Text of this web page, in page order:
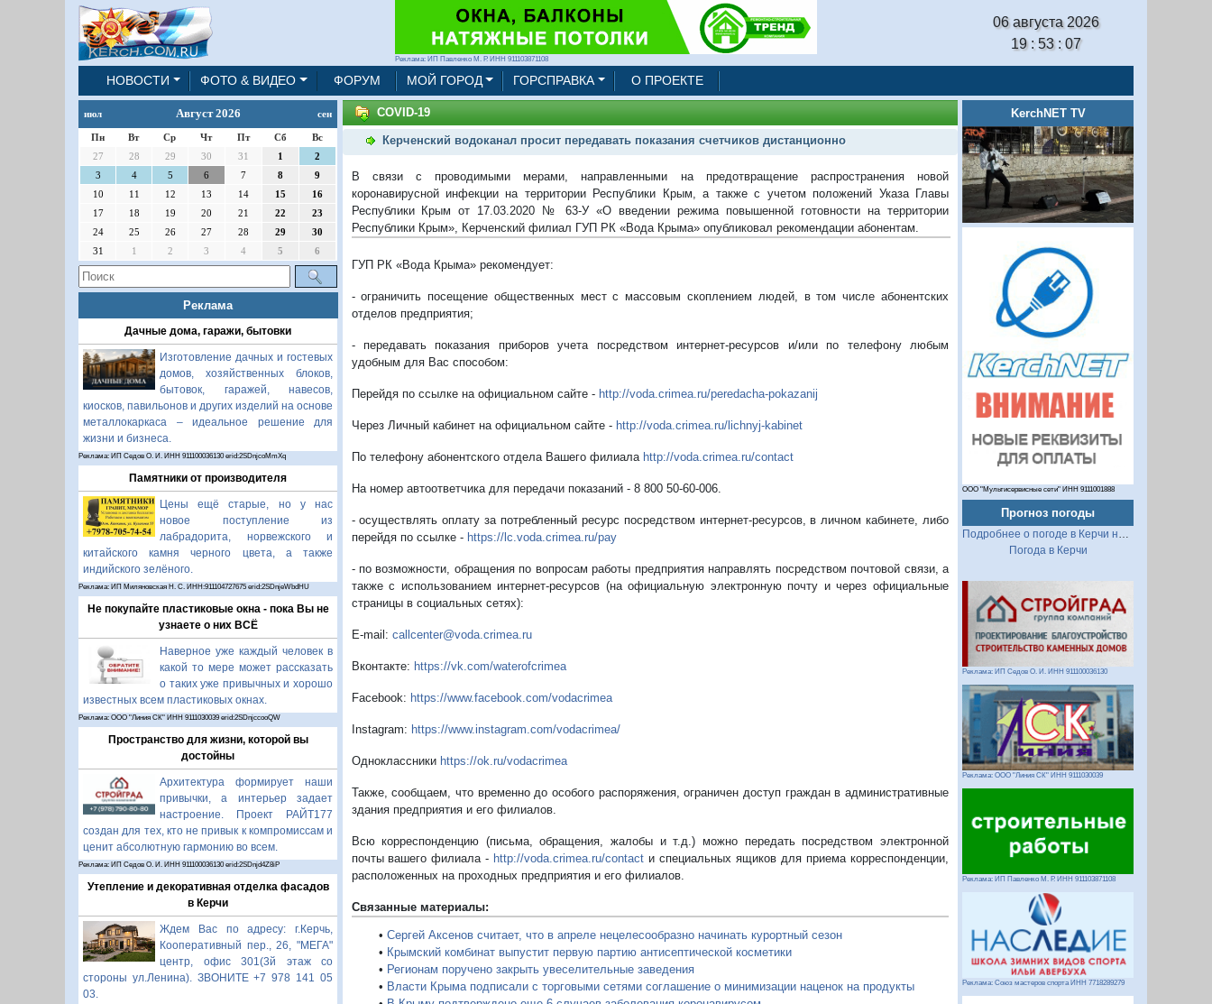
Реклама: ИП Павленко М. Р. ИНН 911103871108
06 августа 2026
19 : 53 : 08
НОВОСТИ ФОТО & ВИДЕО ФОРУМ МОЙ ГОРОД ГОРСПРАВКА О ПРОЕКТЕ
июл Август 2026 сен
Пн Вт Ср Чт Пт Сб
Вс
27
28 29 30 31 1
2
3
4 5 6 7 8
9
10
11 12 13 14 15
16
17
18 19 20 21 22
23
24
25 26 27 28 29
30
31
1 2 3 4 5 6
Реклама
Дачные дома, гаражи, бытовки
Изготовление дачных и гостевых
домов, хозяйственных блоков,
бытовок, гаражей, навесов,
киосков, павильонов и других изделий на основе
металлокаркаса – идеальное решение для
жизни и бизнеса.
Реклама: ИП Седов О. И. ИНН 911100036130 erid:2SDnjcoMmXq
Памятники от производителя
Цены ещё старые, но у нас
новое поступление из
лабрадорита, норвежского и
китайского камня черного цвета, а также
индийского зелёного.
Реклама: ИП Миляновская Н. С. ИНН:911104727675 erid:2SDnjeWbdHU
Не покупайте пластиковые окна - пока Вы не
узнаете о них ВСЁ
Наверное уже каждый человек в
какой то мере может рассказать
о таких уже привычных и хорошо
известных всем пластиковых окнах.
Реклама: ООО "Линия СК" ИНН 9111030039 erid:2SDnjccooQW
Пространство для жизни, которой вы
достойны
Архитектура формирует наши
привычки, а интерьер задает
настроение. Проект РАЙТ177
создан для тех, кто не привык к компромиссам и
ценит абсолютную гармонию во всем.
Реклама: ИП Седов О. И. ИНН 911100036130 erid:2SDnjd4Z8iP
Утепление и декоративная отделка фасадов
в Керчи
Ждем Вас по адресу: г.Керчь,
Кооперативный пер., 26, "МЕГА"
центр, офис 301(3й этаж со
стороны ул.Ленина). ЗВОНИТЕ +7 978 141 05
03.
COVID-19
Керченский водоканал просит передавать показания счетчиков дистанционно
В связи с проводимыми мерами, направленными на предотвращение распространения новой
коронавирусной инфекции на территории Республики Крым, а также с учетом положений Указа Главы
Республики Крым от 17.03.2020 № 63-У «О введении режима повышенной готовности на территории
Республики Крым», Керченский филиал ГУП РК «Вода Крыма» опубликовал рекомендации абонентам.
ГУП РК «Вода Крыма» рекомендует:
- ограничить посещение общественных мест с массовым скоплением людей, в том числе абонентских
отделов предприятия;
- передавать показания приборов учета посредством интернет-ресурсов и/или по телефону любым
удобным для Вас способом:
Перейдя по ссылке на официальном сайте - http://voda.crimea.ru/peredacha-pokazanij
Через Личный кабинет на официальном сайте - http://voda.crimea.ru/lichnyj-kabinet
По телефону абонентского отдела Вашего филиала http://voda.crimea.ru/contact
На номер автоответчика для передачи показаний - 8 800 50-60-006.
- осуществлять оплату за потребленный ресурс посредством интернет-ресурсов, в личном кабинете, либо
перейдя по ссылке - https://lc.voda.crimea.ru/pay
- по возможности, обращения по вопросам работы предприятия направлять посредством почтовой связи, а
также с использованием интернет-ресурсов (на официальную электронную почту и через официальные
страницы в социальных сетях):
E-mail: callcenter@voda.crimea.ru
Вконтакте: https://vk.com/waterofcrimea
Facebook: https://www.facebook.com/vodacrimea
Instagram: https://www.instagram.com/vodacrimea/
Одноклассники https://ok.ru/vodacrimea
Также, сообщаем, что временно до особого распоряжения, ограничен доступ граждан в административные
здания предприятия и его филиалов.
Всю корреспонденцию (письма, обращения, жалобы и т.д.) можно передать посредством электронной
почты вашего филиала - http://voda.crimea.ru/contact и специальных ящиков для приема корреспонденции,
расположенных на проходных предприятия и его филиалов.
Связанные материалы:
• Сергей Аксенов считает, что в апреле нецелесообразно начинать курортный сезон
• Крымский комбинат выпустит первую партию антисептической косметики
• Регионам поручено закрыть увеселительные заведения
• Власти Крыма подписали с торговыми сетями соглашение о минимизации наценок на продукты
KerchNET TV
ООО "Мультисервисные сети" ИНН 9111001888
Прогноз погоды
Подробнее о погоде в Керчи на 2 недели
Погода в Керчи
Реклама: ИП Седов О. И. ИНН 911100036130
Реклама: ООО "Линия СК" ИНН 9111030039
Реклама: ИП Павленко М. Р. ИНН 911103871108
Реклама: Союз мастеров спорта ИНН 7718289279